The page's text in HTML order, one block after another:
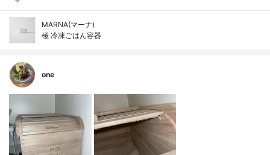
MARNA(マーナ)
極 冷凍ごはん容器
one